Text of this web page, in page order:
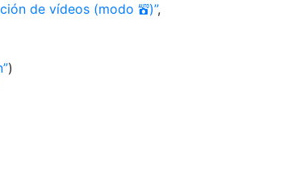
de vídeos (modo b) ,
)